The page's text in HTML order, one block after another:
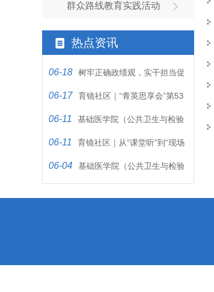
群众路线教育实践活动
热点资讯
06-18 树牢正确政绩观，实干担当促
发展
06-17 育镜社区｜“青英思享会”第53
期：听81岁老党员讲那血与火…
06-11 基础医学院（公共卫生与检验
医学院）教工党支部开展第6期…
06-11 育镜社区｜从“课堂听”到“现场
讲”：一堂“行走”在丰堆…
06-04 基础医学院（公共卫生与检验